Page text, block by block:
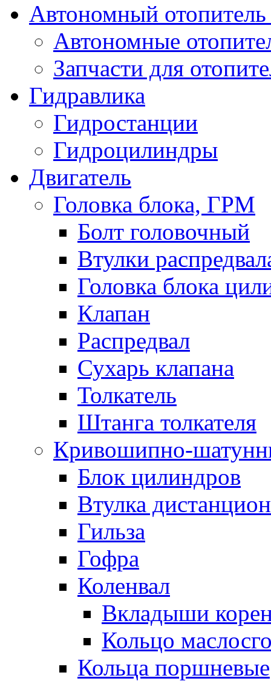
Автономный отопитель
Автономные
Запчасти для
Гидравлика
Гидростанции
Гидроцилиндры
Двигатель
Головка блока, ГРМ
Болт головочный
Втулки
Головка блока
Клапан
Распредвал
Сухарь клапана
Толкатель
Штанга толкателя
Кривошипно-
Блок цилиндров
Втулка
Гильза
Гофра
Коленвал
Вкладыши
Кольцо
Кольца поршневые